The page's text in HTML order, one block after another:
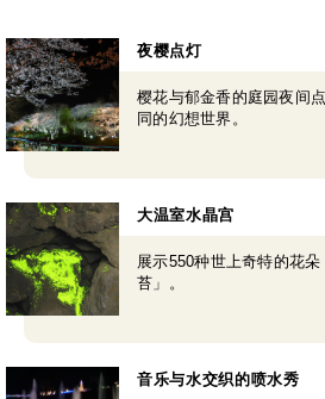
夜樱点灯
樱花与郁金香的庭园夜间
同的幻想世界。
大温室水晶宫
展示550种世上奇特的花
苔」。
音乐与水交织的喷水秀